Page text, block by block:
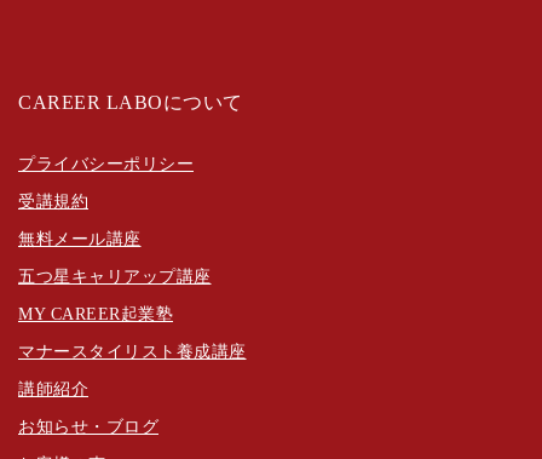
CAREER LABOについて
プライバシーポリシー
受講規約
無料メール講座
五つ星キャリアップ講座
MY CAREER起業塾
マナースタイリスト養成講座
講師紹介
お知らせ・ブログ